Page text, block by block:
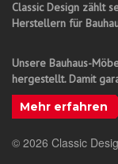
Classic Design zählt
Herstellern für
Unsere Bauhaus-
hergestellt. Damit
Mehr erfahren
© 2026 Classic